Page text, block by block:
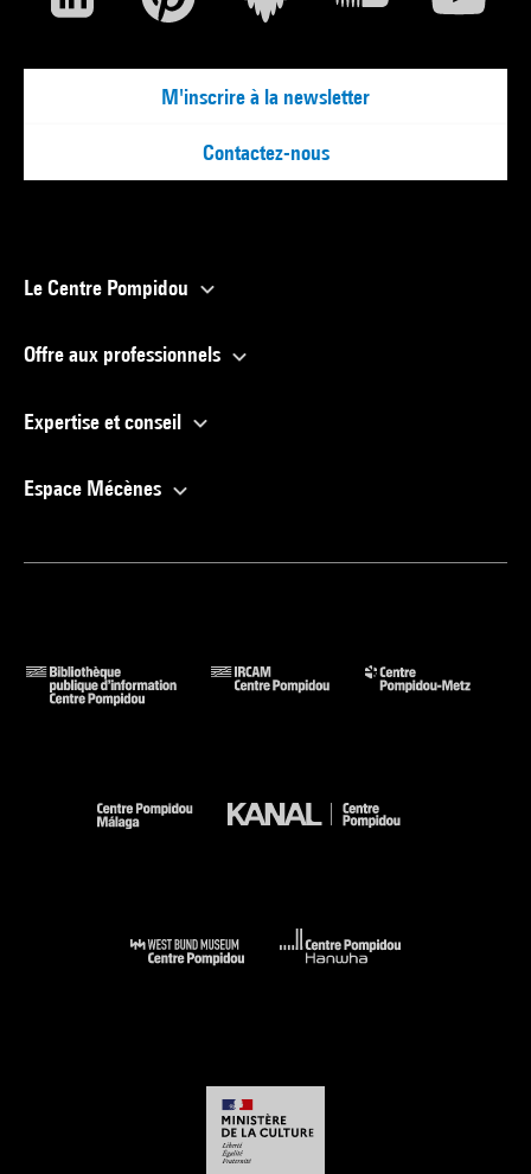
M'inscrire à la newsletter
Contactez-nous
Le Centre Pompidou
Offre aux professionnels
Expertise et conseil
Espace Mécènes